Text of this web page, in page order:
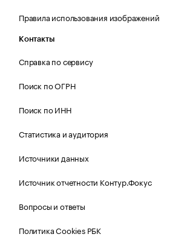
Правила использования изображений
Контакты
Справка по сервису
Поиск по ОГРН
Поиск по ИНН
Статистика и аудитория
Источники данных
Источник отчетности Контур.Фокус
Вопросы и ответы
Политика Cookies РБК